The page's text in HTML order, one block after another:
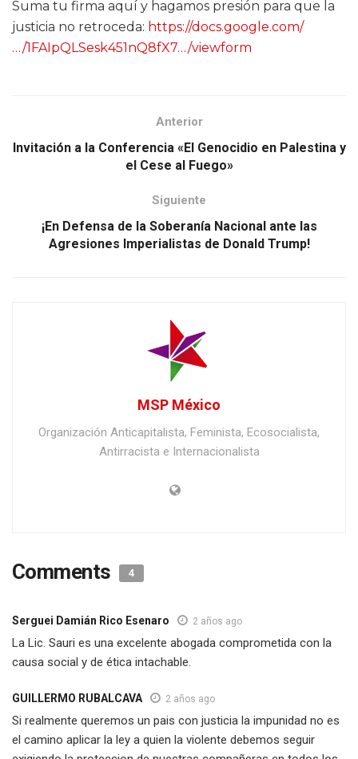
Suma tu firma aquí y hagamos presión para que la
justicia no retroceda: https://docs.google.com/
…/1FAIpQLSesk451nQ8fX7…/viewform
Anterior
Invitación a la Conferencia «El Genocidio en Palestina y
el Cese al Fuego»
Siguiente
¡En Defensa de la Soberanía Nacional ante las
Agresiones Imperialistas de Donald Trump!
MSP México
Organización Anticapitalista, Feminista, Ecosocialista,
Antirracista e Internacionalista
Comments 4
Serguei Damián Rico Esenaro 2 años ago
La Lic. Sauri es una excelente abogada comprometida con la
causa social y de ética intachable.
GUILLERMO RUBALCAVA 2 años ago
Si realmente queremos un pais con justicia la impunidad no es
el camino aplicar la ley a quien la violente debemos seguir